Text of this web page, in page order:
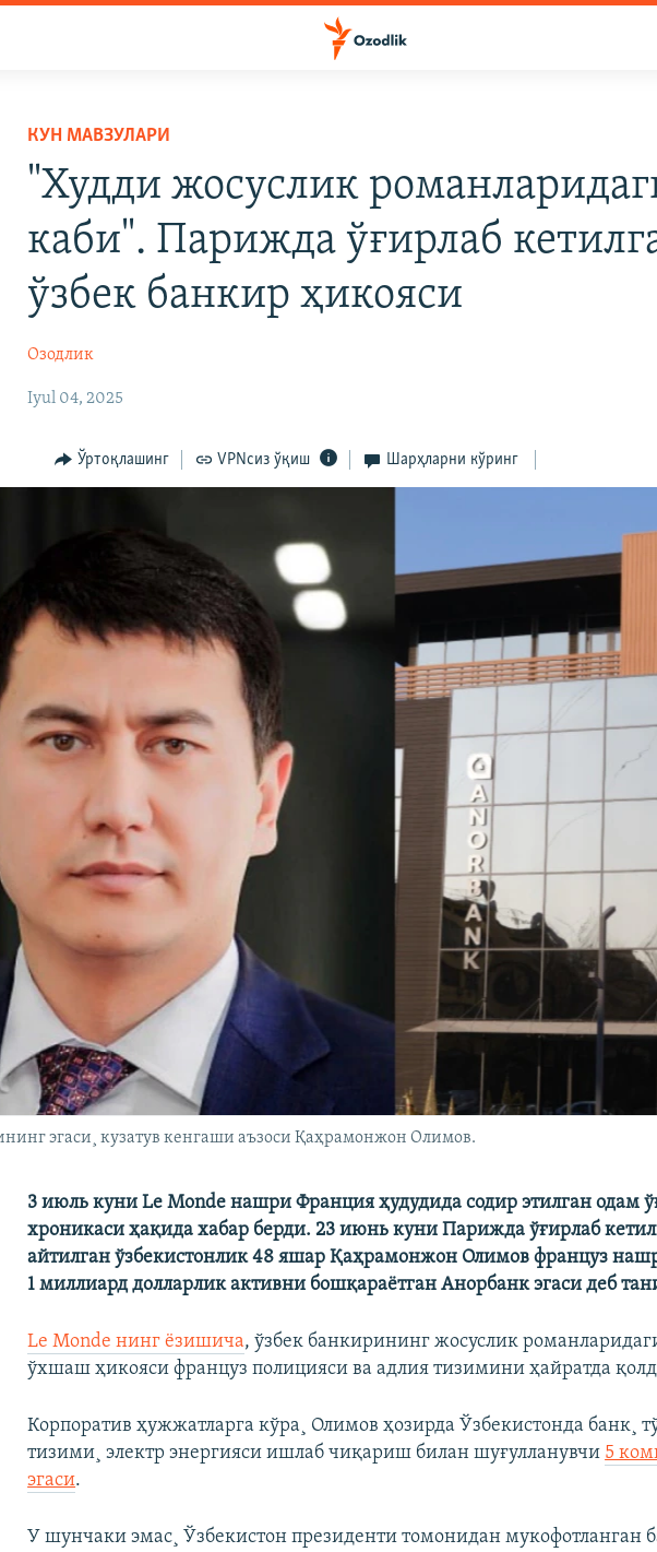
КУН МАВЗУЛАРИ
"Худди жосуслик
каби". Парижда ўғирлаб
ўзбек банкир ҳикояси
Озодлик
Iyul 04, 2025
Ўртоқлашинг VPNсиз ўқиш Шарҳларни кўринг
эгаси¸ кузатув кенгаши аъзоси Қаҳрамонжон Олимов.
3 июль куни Le Monde нашри Франция ҳудудида содир этилган одам
хроникаси ҳақида хабар берди. 23 июнь куни Парижда ўғирлаб
айтилган ўзбекистонлик 48 яшар Қаҳрамонжон Олимов француз
1 миллиард долларлик активни бошқараëтган Анорбанк эгаси деб
Le Monde нинг ёзишича, ўзбек банкирининг жосуслик
ўхшаш ҳикояси француз полицияси ва адлия тизимини ҳайратда
Корпоратив ҳужжатларга кўра¸ Олимов ҳозирда Ўзбекистонда банк¸
тизими¸ электр энергияси ишлаб чиқариш билан шуғулланувчи 5
эгаси.
У шунчаки эмас¸ Ўзбекистон президенти томонидан мукофотланган